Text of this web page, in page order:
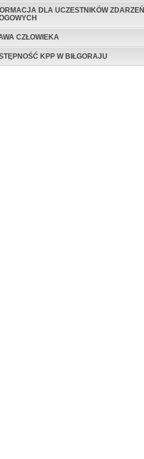
DLA UCZESTNIKÓW ZDARZEŃ
CZŁOWIEKA
KPP W BIŁGORAJU